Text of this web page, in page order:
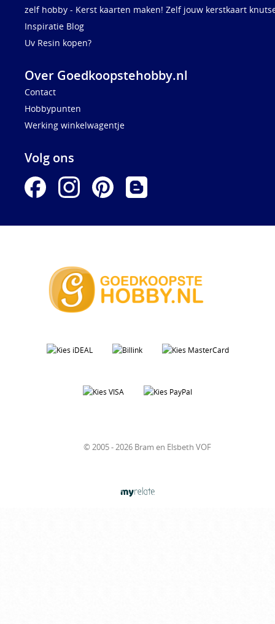
zelf hobby - Kerst kaarten maken! Zelf jouw kerstkaart
Inspiratie Blog
Uv Resin kopen?
Over Goedkoopstehobby.nl
Contact
Hobbypunten
Werking winkelwagentje
Volg ons
© 2005 - 2026 Bram en Elsbeth VOF